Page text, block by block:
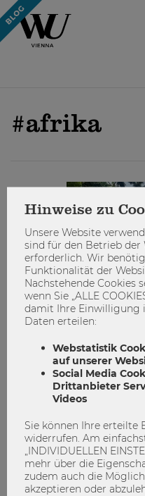
#afrika
Entwicklung der
in Afrika
Afrika Innovation
Hinweise zu
Unsere Website
sind für den Betrieb der
erforderlich. Wir
Funktionalität der
Nachstehende Cookies
wenn Sie „ALLE
damit Ihre Einwilligung
Daten erteilen:
Webstatistik
auf unserer
Social Media
Drittanbieter
Videos
Sie können Ihre erteilte
widerrufen. Am
„INDIVIDUELLEN
mehr über die
zudem auch die
akzeptieren oder